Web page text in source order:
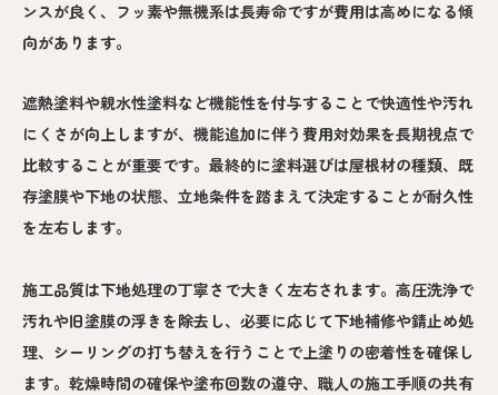
ンスが良く、フッ素や無機系は長寿命ですが費用は高めになる傾
向があります。
遮熱塗料や親水性塗料など機能性を付与することで快適性や汚れ
にくさが向上しますが、機能追加に伴う費用対効果を長期視点で
比較することが重要です。最終的に塗料選びは屋根材の種類、既
存塗膜や下地の状態、立地条件を踏まえて決定することが耐久性
を左右します。
施工品質は下地処理の丁寧さで大きく左右されます。高圧洗浄で
汚れや旧塗膜の浮きを除去し、必要に応じて下地補修や錆止め処
理、シーリングの打ち替えを行うことで上塗りの密着性を確保し
ます。乾燥時間の確保や塗布回数の遵守、職人の施工手順の共有